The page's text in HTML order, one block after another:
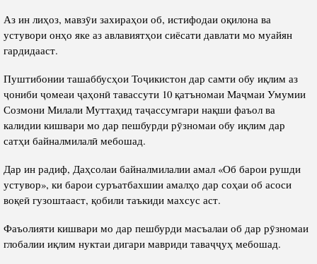
Аз ин лиҳоз, мавзӯи захираҳои об, истифодаи оқилона ва
устувори онҳо яке аз авлавиятҳои сиёсати давлати мо муайян
гардидааст.
Пуштибонии ташаббусҳои Тоҷикистон дар самти обу иқлим аз
ҷониби ҷомеаи ҷаҳонӣ тавассути 10 қатъномаи Маҷмаи Умумии
Созмони Милали Муттаҳид таҷассумгари нақши фаъол ва
калидии кишвари мо дар пешбурди рӯзномаи обу иқлим дар
сатҳи байналмилалӣ мебошад.
Дар ин радиф, Даҳсолаи байналмилалии амал «Об барои рушди
устувор», ки барои суръатбахшии амалҳо дар соҳаи об асоси
воқеӣ гузоштааст, қобили таъкиди махсус аст.
Фаъолияти кишвари мо дар пешбурди масъалаи об дар рӯзномаи
глобалии иқлим нуктаи дигари мавриди таваҷҷуҳ мебошад.